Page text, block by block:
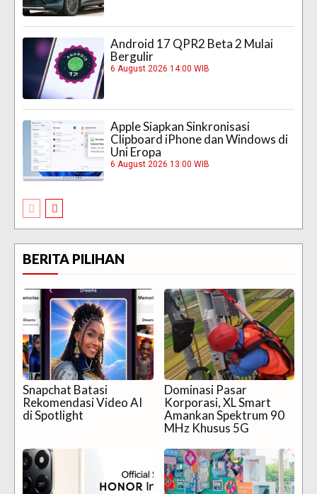
Android 17 QPR2 Beta 2 Mulai
Bergulir
6 August 2026 14:00 WIB
Apple Siapkan Sinkronisasi
Clipboard iPhone dan Windows di
Uni Eropa
6 August 2026 13:00 WIB
BERITA PILIHAN
Snapchat Batasi
Rekomendasi Video AI
di Spotlight
Dominasi Pasar
Korporasi, XL Smart
Amankan Spektrum 90
MHz Khusus 5G